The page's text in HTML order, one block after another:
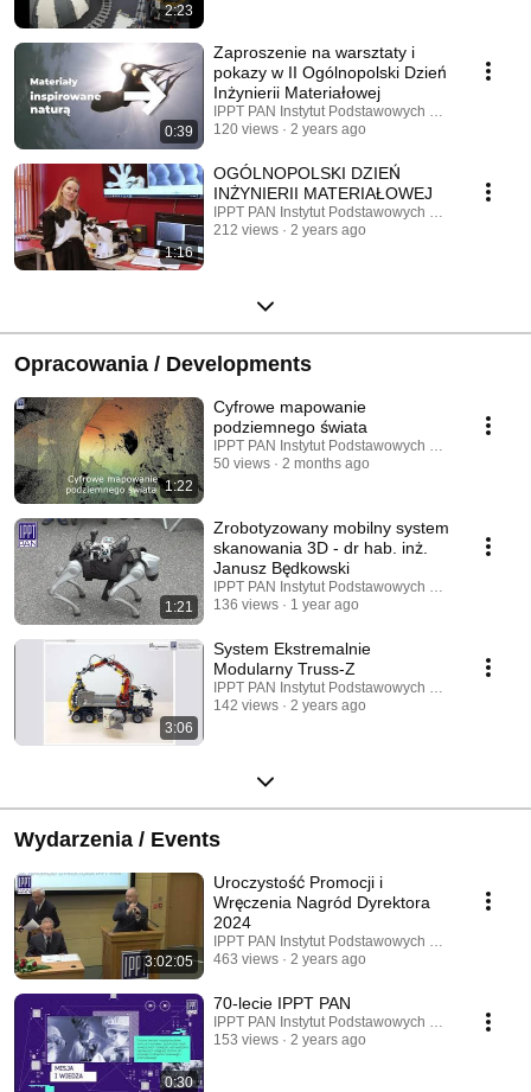
2:23
0:39
Zaproszenie na warsztaty i
pokazy w II Ogólnopolski Dzień
Inżynierii Materiałowej
IPPT PAN Instytut Podstawowych Problemów
120 views
2 years ago
1:16
OGÓLNOPOLSKI DZIEŃ
INŻYNIERII MATERIAŁOWEJ
IPPT PAN Instytut Podstawowych Problemów
212 views
2 years ago
Opracowania / Developments
1:22
Cyfrowe mapowanie
podziemnego świata
IPPT PAN Instytut Podstawowych Problemów
50 views
2 months ago
1:21
Zrobotyzowany mobilny system
skanowania 3D - dr hab. inż.
Janusz Będkowski
IPPT PAN Instytut Podstawowych Problemów
136 views
1 year ago
3:06
System Ekstremalnie
Modularny Truss-Z
IPPT PAN Instytut Podstawowych Problemów
142 views
2 years ago
Wydarzenia / Events
3:02:05
Uroczystość Promocji i
Wręczenia Nagród Dyrektora
2024
IPPT PAN Instytut Podstawowych Problemów
463 views
2 years ago
0:30
70-lecie IPPT PAN
IPPT PAN Instytut Podstawowych Problemów
153 views
2 years ago